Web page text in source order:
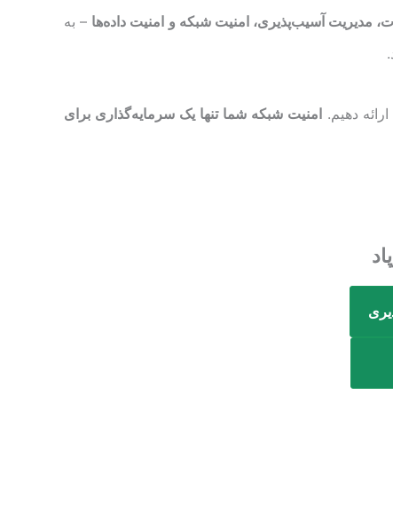
مدیریت آسیب‌پذیری، امنیت شبکه و امنیت داده‌ها – به
دهیم. امنیت شبکه شما تنها یک سرمایه‌گذاری برای